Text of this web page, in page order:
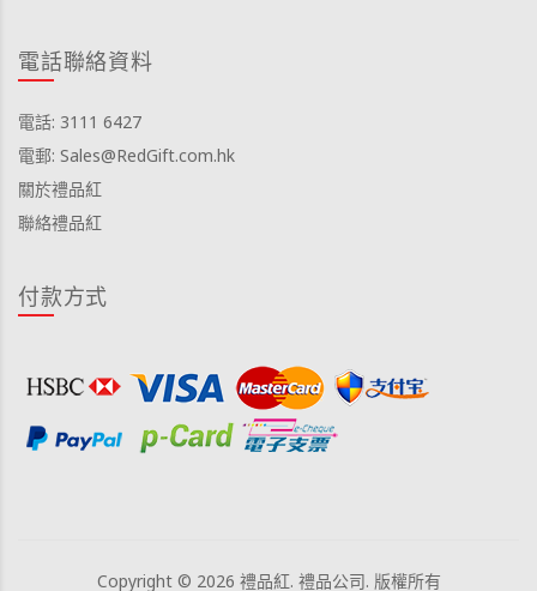
電話聯絡資料
電話: 3111 6427
電郵: Sales@RedGift.com.hk
關於禮品紅
聯絡禮品紅
付款方式
Copyright © 2026 禮品紅. 禮品公司. 版權所有